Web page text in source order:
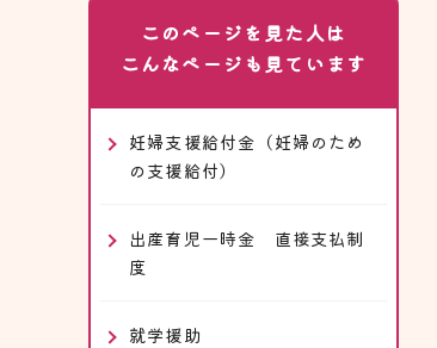
このページを見た人は
こんなページも見ています
妊婦支援給付金（妊婦のため
の支援給付）
出産育児一時金 直接支払制
度
就学援助